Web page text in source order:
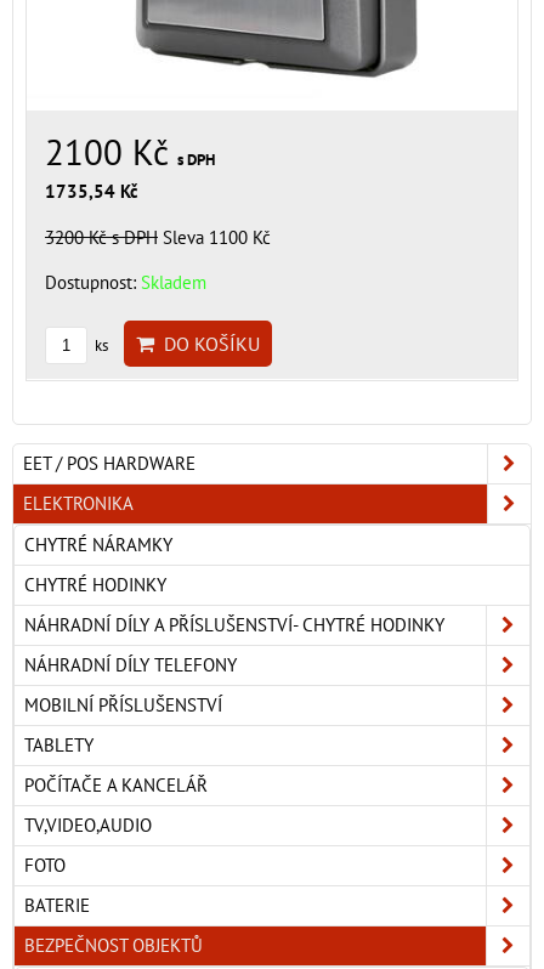
2100 Kč s DPH
1735,54 Kč
3200 Kčs DPH Sleva 1100 Kč
Dostupnost: Skladem
ks DO KOŠÍKU
EET / POS HARDWARE
ELEKTRONIKA
CHYTRÉ NÁRAMKY
CHYTRÉ HODINKY
NÁHRADNÍ DÍLY A PŘÍSLUŠENSTVÍ- CHYTRÉ HODINKY
NÁHRADNÍ DÍLY TELEFONY
MOBILNÍ PŘÍSLUŠENSTVÍ
TABLETY
POČÍTAČE A KANCELÁŘ
TV,VIDEO,AUDIO
FOTO
BATERIE
BEZPEČNOST OBJEKTŮ